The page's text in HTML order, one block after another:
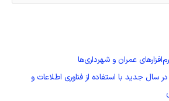
عمران و شهرداری‌ها
سال جدید با استفاده از فناوری اطلاعات و